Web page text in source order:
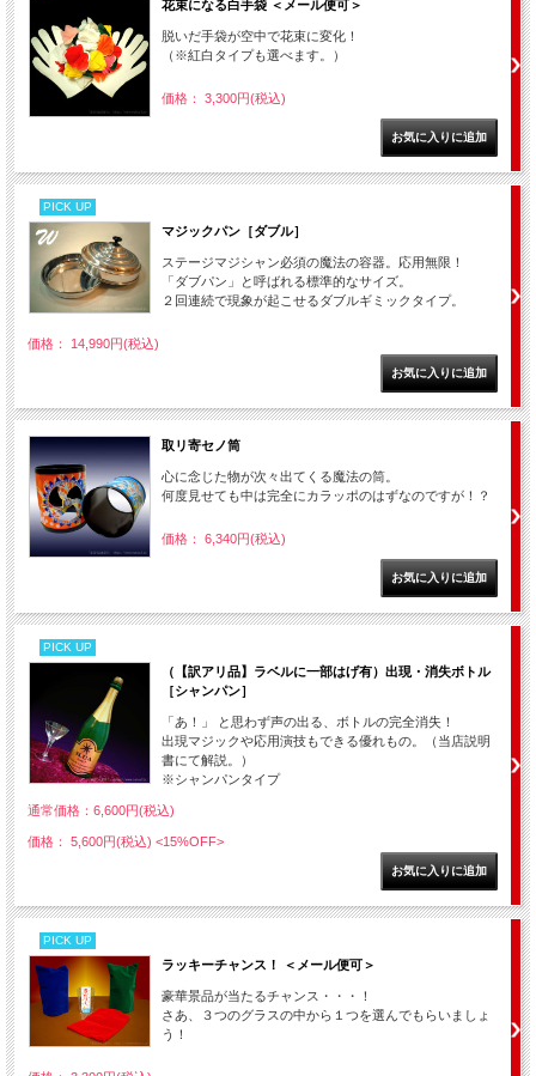
花束になる白手袋 ＜メール便可＞
脱いだ手袋が空中で花束に変化！
（※紅白タイプも選べます。）
価格： 3,300円(税込)
PICK UP
マジックパン［ダブル］
ステージマジシャン必須の魔法の容器。応用無限！
「ダブパン」と呼ばれる標準的なサイズ。
２回連続で現象が起こせるダブルギミックタイプ。
価格： 14,990円(税込)
取リ寄セノ筒
心に念じた物が次々出てくる魔法の筒。
何度見せても中は完全にカラッポのはずなのですが！？
価格： 6,340円(税込)
PICK UP
（【訳アリ品】ラベルに一部はげ有）出現・消失ボトル
［シャンパン］
「あ！」 と思わず声の出る、ボトルの完全消失！
出現マジックや応用演技もできる優れもの。（当店説明
書にて解説。）
※シャンパンタイプ
通常価格：6,600円(税込)
価格： 5,600円(税込) <15%OFF>
PICK UP
ラッキーチャンス！ ＜メール便可＞
豪華景品が当たるチャンス・・・！
さあ、３つのグラスの中から１つを選んでもらいましょ
う！